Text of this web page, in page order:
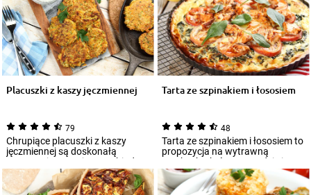
Placuszki z kaszy jęczmiennej
79
Chrupiące placuszki z kaszy
jęczmiennej są doskonałą
propozycją na pożywny obiad.
Wyrazisty sos j...
Tarta ze szpinakiem i łososiem
48
Tarta ze szpinakiem i łososiem to
propozycja na wytrawną
przekąskę, która sprawdzi się
również ja...